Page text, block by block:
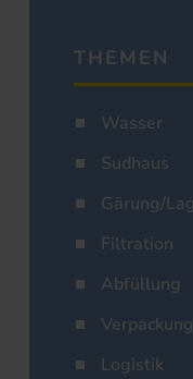
THEMEN
Wasser
Sudhaus
Gärung/
Filtration
Abfüllung
Verpackung
Logistik